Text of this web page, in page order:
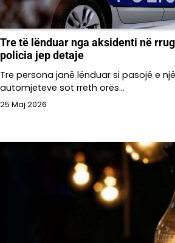
Tre të lënduar nga aksidenti në
policia jep detaje
Tre persona janë lënduar si pasojë e
automjeteve sot rreth orës…
25 Maj 2026